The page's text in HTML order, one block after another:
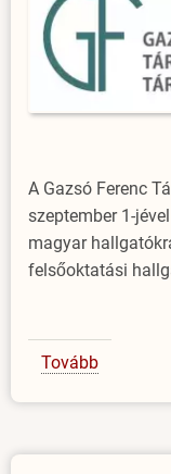
A Gazsó Ferenc
szeptember 1-
magyar
felsőoktatási
Tovább